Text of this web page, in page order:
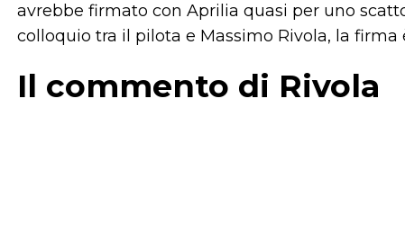
avrebbe firmato con Aprilia quasi per uno
colloquio tra il pilota e Massimo Rivola, la
Il commento di Rivola